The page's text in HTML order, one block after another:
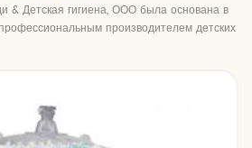
& Детская гигиена, ООО была основана в
производителем детских